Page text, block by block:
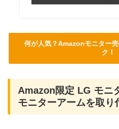
何が人気？Amazonモニター
ク！
Amazon限定 LG モニ
モニターアームを取り